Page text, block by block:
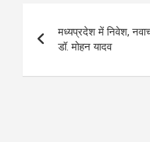
o
k
er p
navigation
मध्यप्रदेश में निवेश,
डॉ. मोहन यादव